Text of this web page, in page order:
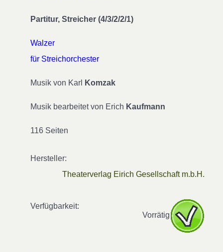
Partitur, Streicher (4/3/2/2/1)
Walzer
für Streichorchester
Musik von Karl Komzak
Musik bearbeitet von Erich Kaufmann
116 Seiten
Hersteller:
Theaterverlag Eirich Gesellschaft m.b.H.
Verfügbarkeit:
Vorrätig